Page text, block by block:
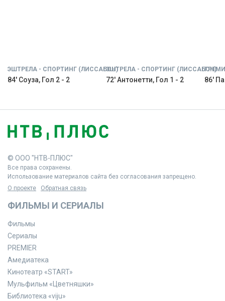
ЭШТРЕЛА - СПОРТИНГ (ЛИССАБОН)
84' Соуза, Гол 2 - 2
ЭШТРЕЛА - СПОРТИНГ (ЛИССАБОН)
72' Антонетти, Гол 1 - 2 86'
© ООО "НТВ-ПЛЮС"
Все права сохранены.
Использование материалов сайта без согласования запрещено.
О проекте
Обратная связь
ФИЛЬМЫ И СЕРИАЛЫ
Фильмы
Сериалы
PREMIER
Амедиатека
Кинотеатр «START»
Мульфильм «Цветняшки»
Библиотека «viju»